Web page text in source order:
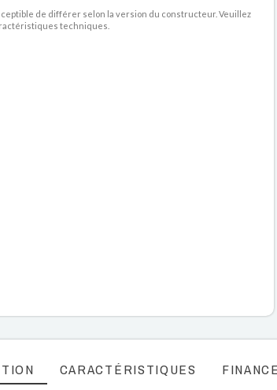
de différer selon la version du constructeur. Veuillez
techniques.
CARACTÉRISTIQUES